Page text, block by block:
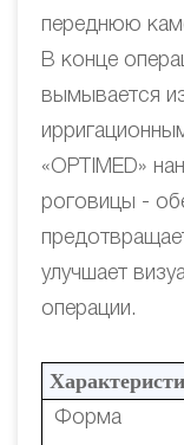
переднюю
В конце
вымывается
«OPTIMED»
роговицы -
улучшает
операции.
Форма